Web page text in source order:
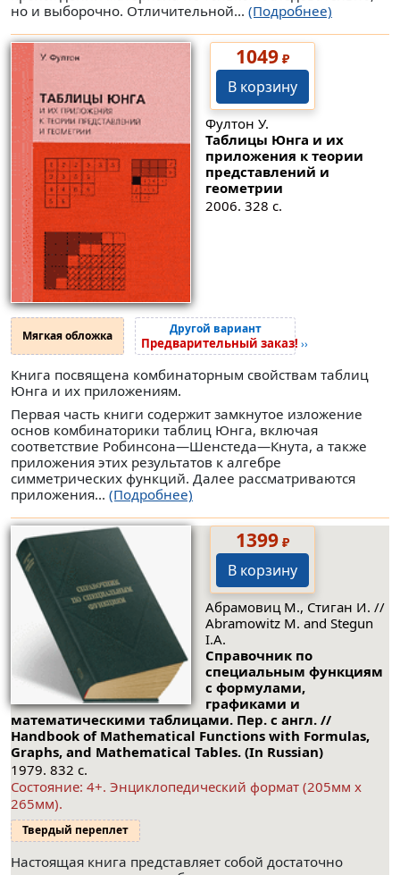
но и выборочно. Отличительной... (Подробнее)
1049₽
В корзину
Фултон У.
Таблицы Юнга и их
приложения к теории
представлений и
геометрии
2006. 328 с.
Мягкая обложка Другой вариант
Предварительный заказ! ››
Книга посвящена комбинаторным свойствам таблиц
Юнга и их приложениям.
Первая часть книги содержит замкнутое изложение
основ комбинаторики таблиц Юнга, включая
соответствие Робинсона—Шенстеда—Кнута, а также
приложения этих результатов к алгебре
симметрических функций. Далее рассматриваются
приложения... (Подробнее)
1399₽
В корзину
Абрамовиц М., Стиган И. //
Abramowitz M. and Stegun
I.A.
Справочник по
специальным функциям
с формулами,
графиками и
математическими таблицами. Пер. с англ. //
Handbook of Mathematical Functions with Formulas,
Graphs, and Mathematical Tables. (In Russian)
1979. 832 с.
Состояние: 4+. Энциклопедический формат (205мм x
265мм).
Твердый переплет
Настоящая книга представляет собой достаточно